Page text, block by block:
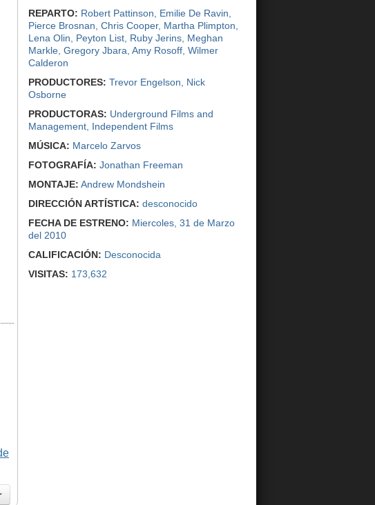
REPARTO: Robert Pattinson Emilie De Ravin
Pierce Brosnan Chris Cooper, Martha Plimpton
Lena Olin
Peyton List Ruby Jerins Meghan
Markle Gregory Jbara Amy Rosoff Wilmer
Calderon
PRODUCTORES: Trevor Engelson
Nick
Osborne
PRODUCTORAS: Underground Films and
Management Independent Films
MÚSICA: Marcelo Zarvos
FOTOGRAFÍA: Jonathan Freeman
MONTAJE: Andrew Mondshein
DIRECCIÓN ARTÍSTICA: desconocido
FECHA DE ESTRENO: Miercoles, 31 de Marzo
del 2010
CALIFICACIÓN: Desconocida
VISITAS: 173,632